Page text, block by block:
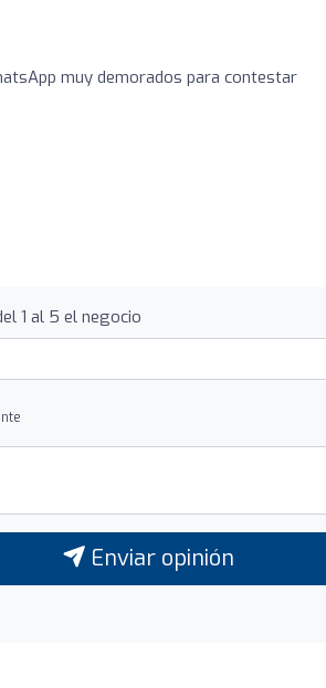
muy demorados para contestar
1 al 5 el negocio
Enviar opinión